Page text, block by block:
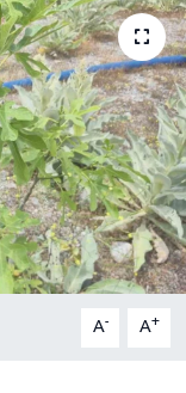
A- A+